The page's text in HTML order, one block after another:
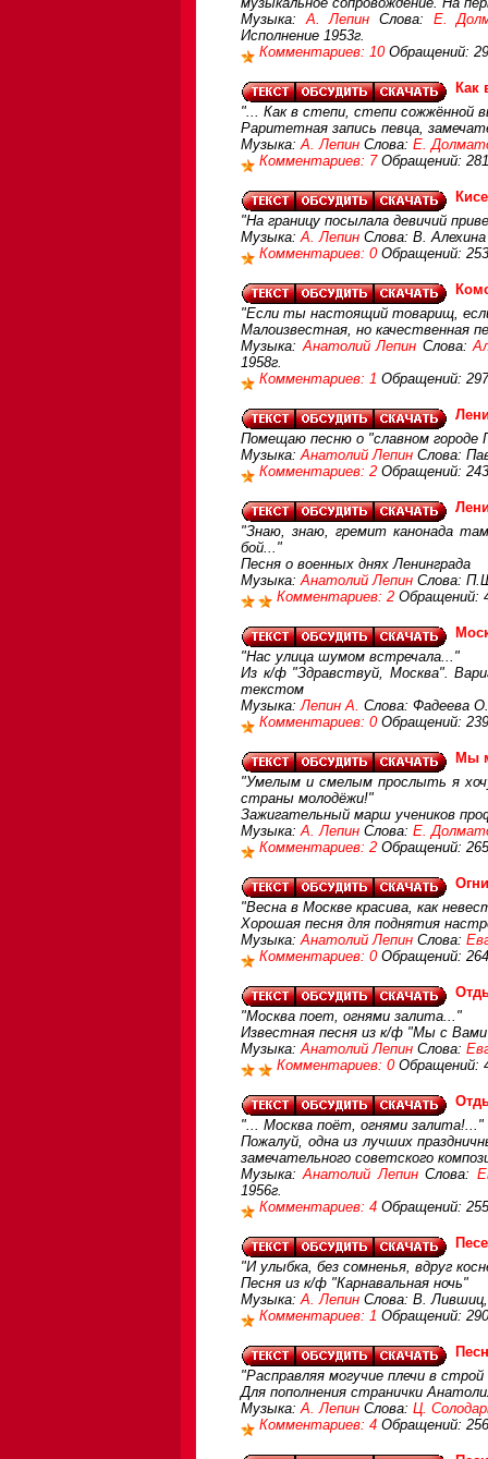
Музыка:А. Лепин Слова: Е.
Исполнение 1953г.
Комментариев: 10 Обращений:
Как
"... Как в степи, степи сожжённой
Раритетная запись певца,
Музыка:А. Лепин Слова: Е.
Комментариев: 7 Обращений:
"На границу посылала девичий
Музыка:А. Лепин Слова: В.
Комментариев: 0 Обращений:
"Если ты настоящий товарищ,
Малоизвестная, но качественная
Музыка:Анатолий Лепин Слова:
1958г.
Комментариев: 1 Обращений:
Помещаю песню о "славном городе
Музыка:Анатолий Лепин Слова:
Комментариев: 2 Обращений:
"Знаю, знаю, гремит канонада
бой..."
Песня о военных днях Ленинграда
Музыка:Анатолий Лепин Слова:
Комментариев: 2 Обращений:
"Нас улица шумом встречала..."
Из к/ф "Здравствуй, Москва".
текстом
Музыка:Лепин А. Слова: Фадеева
Комментариев: 0 Обращений:
Мы
"Умелым и смелым прослыть я
страны молодёжи!"
Зажигательный марш учеников
Музыка:А. Лепин Слова: Е.
Комментариев: 2 Обращений:
"Весна в Москве красива, как
Хорошая песня для поднятия
Музыка:Анатолий Лепин Слова:
Комментариев: 0 Обращений:
"Москва поет, огнями залита..."
Известная песня из к/ф "Мы с
Музыка:Анатолий Лепин Слова:
Комментариев: 0 Обращений:
"... Москва поёт, огнями залита!..."
Пожалуй, одна из лучших
замечательного советского
Музыка:Анатолий ЛепинСлова:
1956г.
Комментариев: 4 Обращений:
"И улыбка, без сомненья, вдруг
Песня из к/ф "Карнавальная ночь"
Музыка:А. Лепин Слова: В.
Комментариев: 1 Обращений:
"Расправляя могучие плечи в
Для пополнения странички
Музыка:А. Лепин Слова: Ц.
Комментариев: 4 Обращений: